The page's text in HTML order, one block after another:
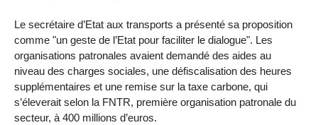
Le secrétaire d’Etat aux transports a présenté sa proposition
comme "un geste de l’Etat pour faciliter le dialogue". Les
organisations patronales avaient demandé des aides au
niveau des charges sociales, une défiscalisation des heures
supplémentaires et une remise sur la taxe carbone, qui
s’éleverait selon la FNTR, première organisation patronale du
secteur, à 400 millions d’euros.